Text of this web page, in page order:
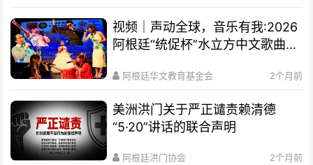
视频｜声动全球，音乐有我:2026
阿根廷“统促杯”水立方中文歌曲大
阿根廷华文教育基金会 2个月前
美洲洪门关于严正谴责赖清德
“5·20”讲话的联合声明
阿根廷洪门协会 2个月前